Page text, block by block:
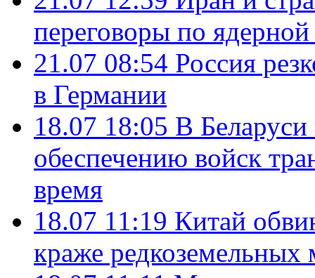
переговоры по
21.07 08:54 Россия
в Германии
18.07 18:05 В
обеспечению войск
время
18.07 11:19 Китай
краже редкоземельных